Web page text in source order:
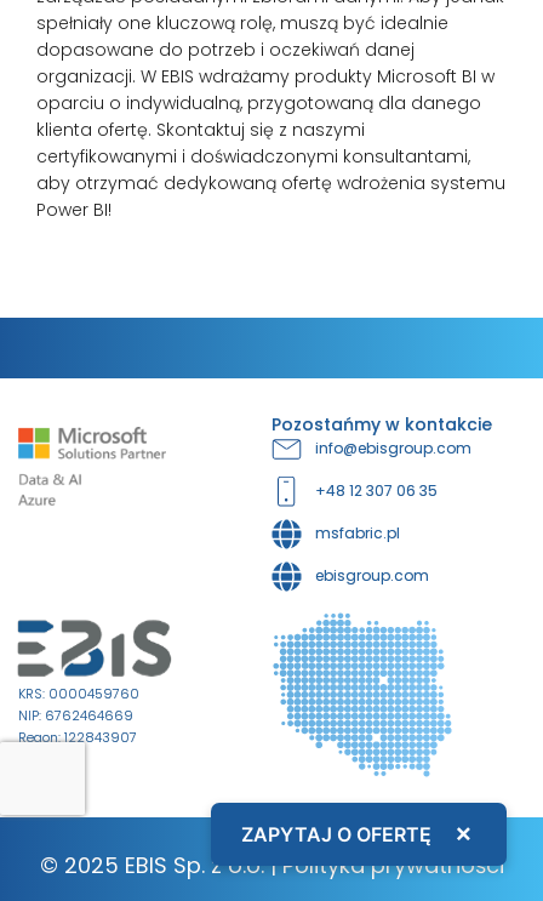
spełniały one kluczową rolę, muszą być idealnie
dopasowane do potrzeb i oczekiwań danej
organizacji. W EBIS wdrażamy produkty Microsoft BI w
oparciu o indywidualną, przygotowaną dla danego
klienta ofertę. Skontaktuj się z naszymi
certyfikowanymi i doświadczonymi konsultantami,
aby otrzymać dedykowaną ofertę wdrożenia systemu
Power BI!
Pozostańmy w kontakcie
info@ebisgroup.com
+48 12 307 06 35
msfabric.pl
ebisgroup.com
KRS: 0000459760
NIP: 6762464669
Regon: 122843907
© 2025 EBIS Sp. z o.o. |Polityka prywatności
ZAPYTAJ O OFERTĘ ×